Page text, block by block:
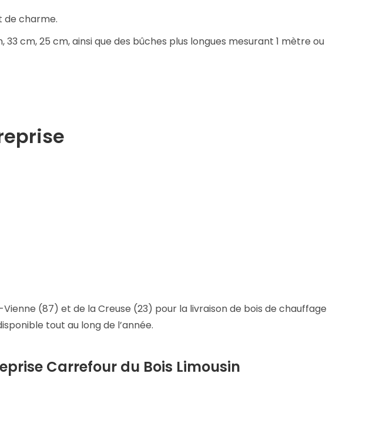
de charme.
cm, 25 cm, ainsi que des bûches plus longues mesurant 1 mètre ou
(87) et de la Creuse (23) pour la livraison de bois de chauffage
tout au long de l’année.
Carrefour du Bois Limousin